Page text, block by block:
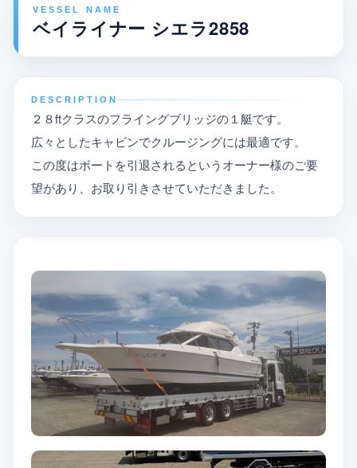
VESSEL NAME
ベイライナー シエラ2858
DESCRIPTION
２８ftクラスのフライングブリッジの１艇です。
広々としたキャビンでクルージングには最適です。
この度はボートを引退されるというオーナー様のご要
望があり、お取り引きさせていただきました。